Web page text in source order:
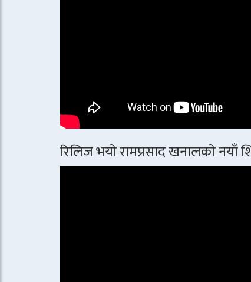
रिलिज भयो रामप्रसाद खनालको